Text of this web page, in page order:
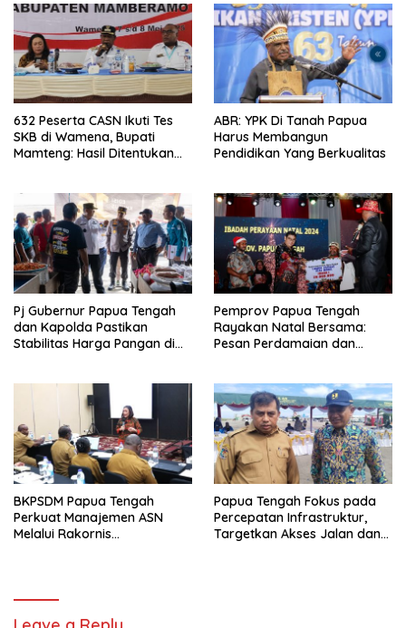
632 Peserta CASN Ikuti Tes
SKB di Wamena, Bupati
Mamteng: Hasil Ditentukan
ABR: YPK Di Tanah Papua
Harus Membangun
Pendidikan Yang Berkualitas
Pj Gubernur Papua Tengah
dan Kapolda Pastikan
Stabilitas Harga Pangan di
Pemprov Papua Tengah
Rayakan Natal Bersama:
Pesan Perdamaian dan
BKPSDM Papua Tengah
Perkuat Manajemen ASN
Melalui Rakornis
Papua Tengah Fokus pada
Percepatan Infrastruktur,
Targetkan Akses Jalan dan